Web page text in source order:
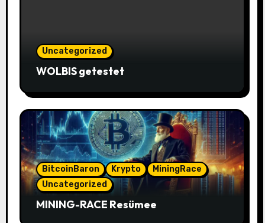
Uncategorized
WOLBIS getestet
BitcoinBaron Krypto
MiningRace
Uncategorized
MINING-RACE Resümee